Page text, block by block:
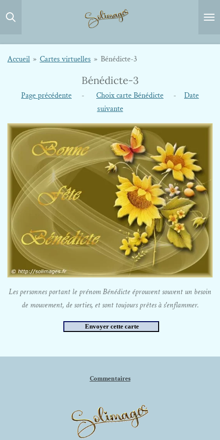
Passer
Accueil » Cartes virtuelles » Bénédicte-3
Bénédicte-3
Page précédente - Choix carte Bénédicte - Date
suivante
Les personnes portant le prénom Bénédicte éprouvent souvent un besoin
de mouvement, de sorties, et sont toujours prêtes à s'enflammer.
Commentaires